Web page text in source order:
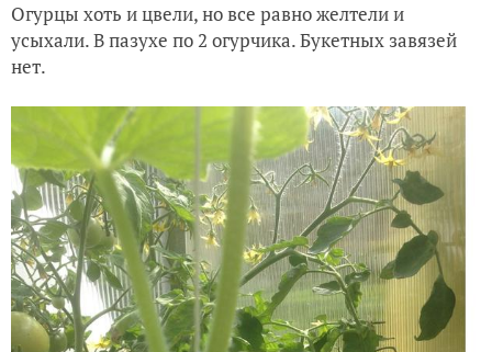
Огурцы хоть и цвели, но все равно желтели и
усыхали. В пазухе по 2 огурчика. Букетных завязей
нет.